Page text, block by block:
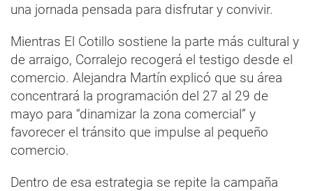
una jornada pensada para disfrutar y convivir.
Mientras El Cotillo sostiene la parte más cultural y
de arraigo, Corralejo recogerá el testigo desde el
comercio. Alejandra Martín explicó que su área
concentrará la programación del 27 al 29 de
mayo para “dinamizar la zona comercial” y
favorecer el tránsito que impulse al pequeño
comercio.
Dentro de esa estrategia se repite la campaña